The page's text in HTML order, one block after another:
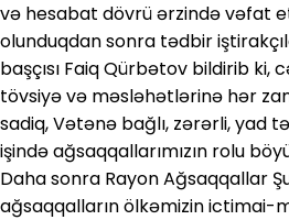
və hesabat dövrü ərzində vəfat
olunduqdan sonra tədbir
başçısı Faiq Qürbətov bildirib ki,
tövsiyə və məsləhətlərinə hər
sadiq, Vətənə bağlı, zərərli, yad
işində ağsaqqallarımızın rolu
Daha sonra Rayon Ağsaqqallar
ağsaqqalların ölkəmizin ictimai-